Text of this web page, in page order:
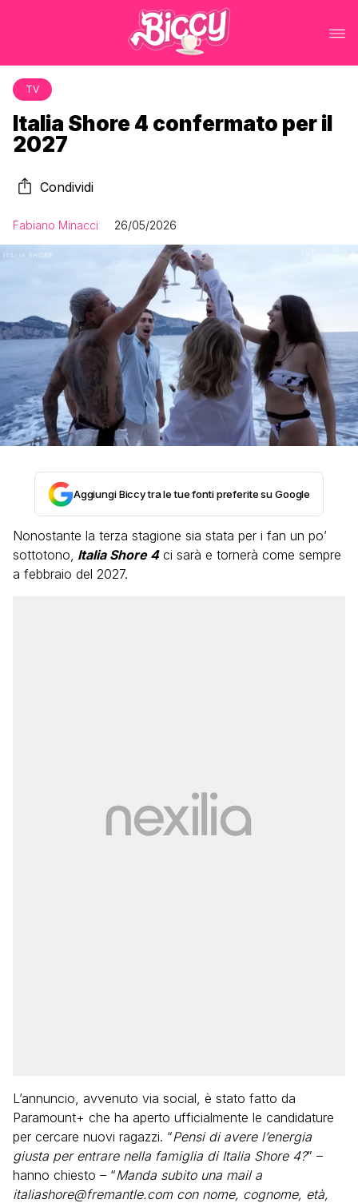
TV
Italia Shore 4 confermato per il
2027
Condividi
Fabiano Minacci 26/05/2026
Aggiungi Biccy tra le tue fonti preferite su Google
Nonostante la terza stagione sia stata per i fan un po’
sottotono, Italia Shore 4ci sarà e tornerà come sempre
a febbraio del 2027.
L’annuncio, avvenuto via social, è stato fatto da
Paramount+ che ha aperto ufficialmente le candidature
per cercare nuovi ragazzi. “Pensi di avere l’energia
giusta per entrare nella famiglia di Italia Shore 4?” –
hanno chiesto – “Manda subito una mail a
italiashore@fremantle.com con nome, cognome, età,